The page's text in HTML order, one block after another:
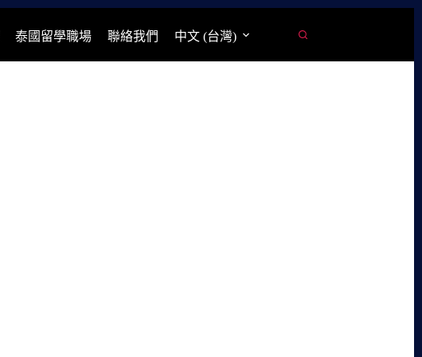
泰國留學職場 聯絡我們 中文 (台灣)